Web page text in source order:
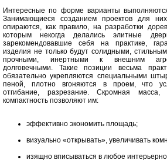
Интересные по форме варианты
Занимающиеся созданием проектов для них
опираются, как правило, на разработки
которым некогда делались элитные
зарекомендовавшие себя на практике,
изделия не только будут солидными,
прочными, инертными к внешним
долговечными. Такие позиции весьма
обязательно укрепляются специальными
пеной, плотно вгоняются в проем, что
отгибание, разрезание. Скромная
компактность позволяют им:
эффективно экономить площадь;
визуально «открывать», увеличивать
изящно вписываться в любое